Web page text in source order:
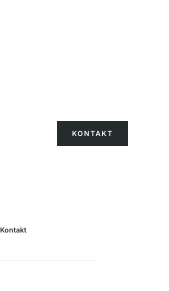
KONTAKT
Kontakt